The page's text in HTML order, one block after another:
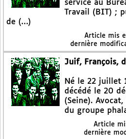
service au
Travail (BIT) ;
de (…)
Article mis
dernière
Juif, François,
Né le 22 juillet
décédé le 20
(Seine).
du groupe
Article
dernière